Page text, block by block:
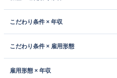
こだわり条件 × 年収
こだわり条件 × 雇用形態
雇用形態 × 年収